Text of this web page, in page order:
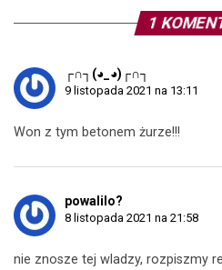
1
┌∩┐(◕_◕)┌∩┐
9 listopada 2021 na 13:11
Won z tym betonem żurze!!!
powalilo?
8 listopada 2021 na 21:58
nie znosze tej wladzy, rozpiszmy